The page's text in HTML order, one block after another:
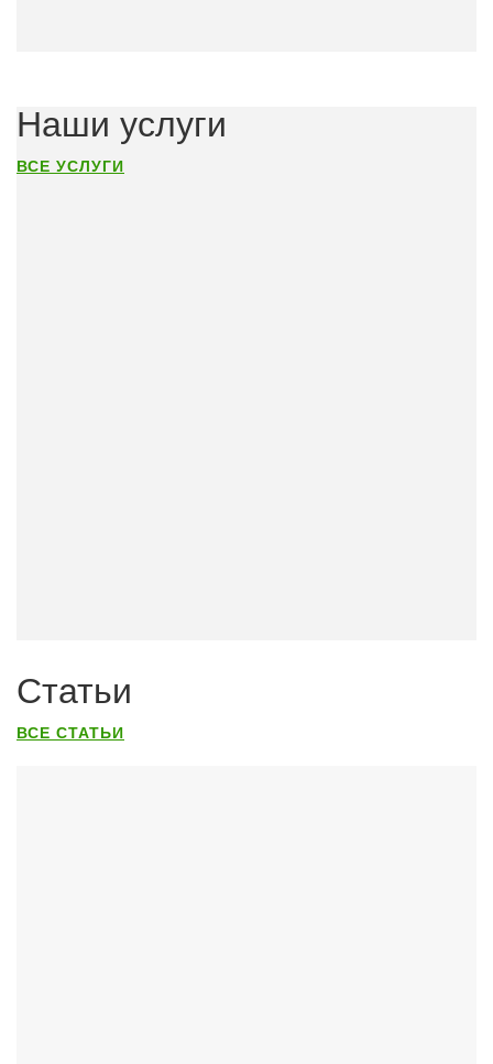
Наши услуги
ВСЕ УСЛУГИ
Статьи
ВСЕ СТАТЬИ